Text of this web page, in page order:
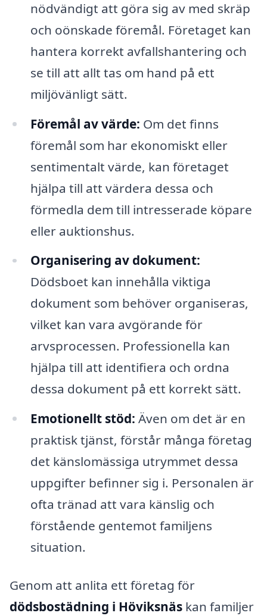
nödvändigt att göra sig av med skräp
och oönskade föremål. Företaget kan
hantera korrekt avfallshantering och
se till att allt tas om hand på ett
miljövänligt sätt.
Föremål av värde: Om det finns
föremål som har ekonomiskt eller
sentimentalt värde, kan företaget
hjälpa till att värdera dessa och
förmedla dem till intresserade köpare
eller auktionshus.
Organisering av dokument:
Dödsboet kan innehålla viktiga
dokument som behöver organiseras,
vilket kan vara avgörande för
arvsprocessen. Professionella kan
hjälpa till att identifiera och ordna
dessa dokument på ett korrekt sätt.
Emotionellt stöd: Även om det är en
praktisk tjänst, förstår många företag
det känslomässiga utrymmet dessa
uppgifter befinner sig i. Personalen är
ofta tränad att vara känslig och
förstående gentemot familjens
situation.
Genom att anlita ett företag för
dödsbostädning i Höviksnäs kan familjer